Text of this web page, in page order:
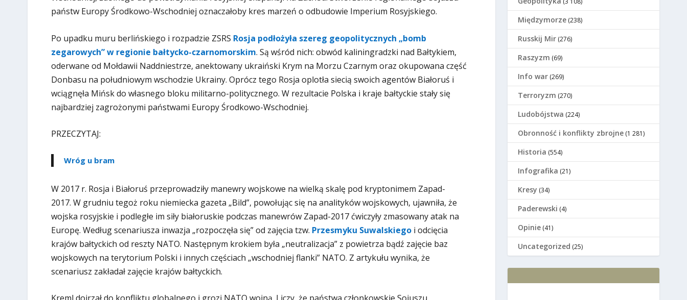
państw Europy Środkowo-Wschodniej oznaczałoby kres marzeń o odbudowie Imperium Rosyjskiego.
Po upadku muru berlińskiego i rozpadzie ZSRS Rosja podłożyła szereg geopolitycznych „bomb
zegarowych” w regionie bałtycko-czarnomorskim. Są wśród nich: obwód kaliningradzki nad Bałtykiem,
oderwane od Mołdawii Naddniestrze, anektowany ukraiński Krym na Morzu Czarnym oraz okupowana część
Donbasu na południowym wschodzie Ukrainy. Oprócz tego Rosja oplotła siecią swoich agentów Białoruś i
wciągnęła Mińsk do własnego bloku militarno-politycznego. W rezultacie Polska i kraje bałtyckie stały się
najbardziej zagrożonymi państwami Europy Środkowo-Wschodniej.
PRZECZYTAJ:
Wróg u bram
W 2017 r. Rosja i Białoruś przeprowadziły manewry wojskowe na wielką skalę pod kryptonimem Zapad-
2017. W grudniu tegoż roku niemiecka gazeta „Bild”, powołując się na analityków wojskowych, ujawniła, że
wojska rosyjskie i podległe im siły białoruskie podczas manewrów Zapad-2017 ćwiczyły zmasowany atak na
Europę. Według scenariusza inwazja „rozpoczęła się” od zajęcia tzw. Przesmyku Suwalskiegoi odcięcia
krajów bałtyckich od reszty NATO. Następnym krokiem była „neutralizacja” z powietrza bądź zajęcie baz
wojskowych na terytorium Polski i innych częściach „wschodniej flanki” NATO. Z artykułu wynika, że
scenariusz zakładał zajęcie krajów bałtyckich.
Międzymorze (238)
Russkij Mir (276)
Raszyzm (69)
Info war (269)
Terroryzm (270)
Ludobójstwa (224)
Оbronność i konflikty zbrojne (1 281)
Historia (554)
Infografika (21)
Kresy (34)
Paderewski (4)
Opinie (41)
Uncategorized (25)